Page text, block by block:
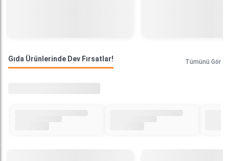
Gıda Ürünlerinde Dev Fırsatlar! Tümünü Gör